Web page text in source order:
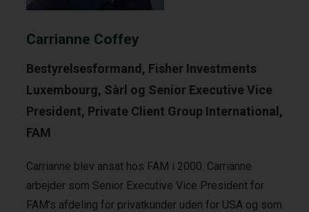
Carrianne Coffey
Bestyrelsesformand, Fisher Investments
Luxembourg, Sàrl og Senior Executive Vice
President, Private Client Group International,
FAM
Carrianne blev ansat hos FAM i 2000. Carrianne
arbejder som Senior Executive Vice President for
FAM's afdeling for privatkunder uden for USA og som